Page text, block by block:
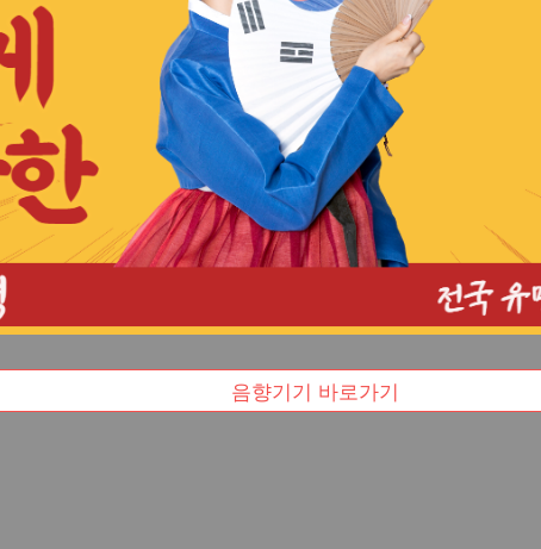
음향기기 바로가기